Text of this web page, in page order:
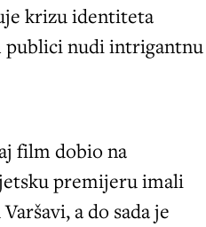
krizu identiteta
publici nudi intrigantnu
film dobio na
premijeru imali
a do sada je